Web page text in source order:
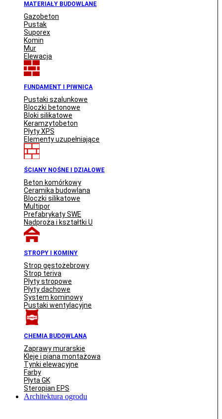
MATERIAŁY BUDOWLANE
Gazobeton
Pustak
Suporex
Komin
Mur
Elewacja
FUNDAMENT I PIWNICA
Pustaki szalunkowe
Bloczki betonowe
Bloki silikatowe
Keramzytobeton
Płyty XPS
Elementy uzupełniające
ŚCIANY NOŚNE I DZIAŁOWE
Beton komórkowy
Ceramika budowlana
Bloczki silikatowe
Multipor
Prefabrykaty SWE
Nadproża i kształtki U
STROPY I KOMINY
Strop gęstożebrowy
Strop teriva
Płyty stropowe
Płyty dachowe
System kominowy
Pustaki wentylacyjne
CHEMIA BUDOWLANA
Zaprawy murarskie
Kleje i piana montażowa
Tynki elewacyjne
Farby
Płyta GK
Steropian EPS
Architektura ogrodu